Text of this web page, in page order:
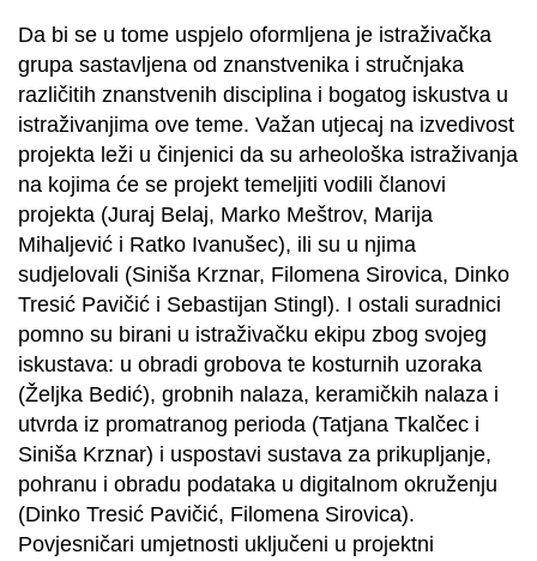
Da bi se u tome uspjelo oformljena je istraživačka
grupa sastavljena od znanstvenika i stručnjaka
različitih znanstvenih disciplina i bogatog iskustva u
istraživanjima ove teme. Važan utjecaj na izvedivost
projekta leži u činjenici da su arheološka istraživanja
na kojima će se projekt temeljiti vodili članovi
projekta (Juraj Belaj, Marko Meštrov, Marija
Mihaljević i Ratko Ivanušec), ili su u njima
sudjelovali (Siniša Krznar, Filomena Sirovica, Dinko
Tresić Pavičić i Sebastijan Stingl). I ostali suradnici
pomno su birani u istraživačku ekipu zbog svojeg
iskustava: u obradi grobova te kosturnih uzoraka
(Željka Bedić), grobnih nalaza, keramičkih nalaza i
utvrda iz promatranog perioda (Tatjana Tkalčec i
Siniša Krznar) i uspostavi sustava za prikupljanje,
pohranu i obradu podataka u digitalnom okruženju
(Dinko Tresić Pavičić, Filomena Sirovica).
Povjesničari umjetnosti uključeni u projektni